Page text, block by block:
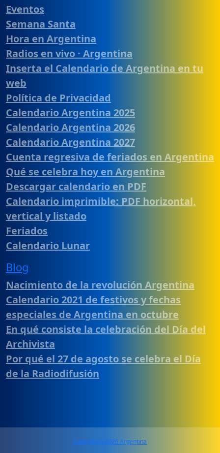
Eventos
Semana Santa
Hora en Argentina
Radios en vivo · Argentina
Inserta el Calendario de Argentina en tu
web
Política de Privacidad
Calendario Argentina 2025
Calendario Argentina 2026
Calendario Argentina 2027
Cuenta regresiva de feriados en Argentina
Qué se celebra hoy en Argentina
Descargar calendario en PDF
Calendario imprimible: PDF horizontal,
vertical y listado
Feriados
Calendario Lunar
Blog
Nacimiento de la revolución Argentina
Calendario 2021 de festivos y fechas
especiales de Argentina en octubre
En qué consiste la celebración del Día del
Archivista
Por qué el 27 de agosto se celebra el Día
de la Radiodifusión
Calendario 2026 Argentina